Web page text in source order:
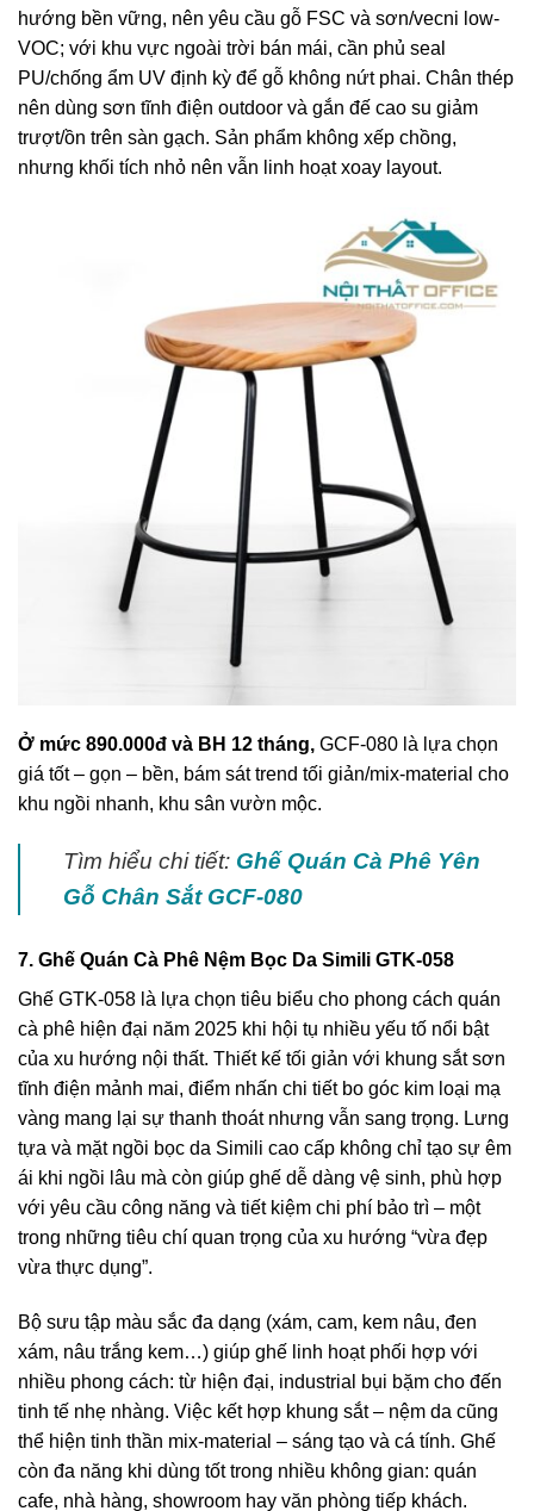
hướng bền vững, nên yêu cầu gỗ FSC và sơn/vecni low-
VOC; với khu vực ngoài trời bán mái, cần phủ seal
PU/chống ẩm UV định kỳ để gỗ không nứt phai. Chân thép
nên dùng sơn tĩnh điện outdoor và gắn đế cao su giảm
trượt/ồn trên sàn gạch. Sản phẩm không xếp chồng,
nhưng khối tích nhỏ nên vẫn linh hoạt xoay layout.
Ở mức 890.000đ và BH 12 tháng, GCF-080 là lựa chọn
giá tốt – gọn – bền, bám sát trend tối giản/mix-material cho
khu ngồi nhanh, khu sân vườn mộc.
Tìm hiểu chi tiết: Ghế Quán Cà Phê Yên
Gỗ Chân Sắt GCF-080
7. Ghế Quán Cà Phê Nệm Bọc Da Simili GTK-058
Ghế GTK-058 là lựa chọn tiêu biểu cho phong cách quán
cà phê hiện đại năm 2025 khi hội tụ nhiều yếu tố nổi bật
của xu hướng nội thất. Thiết kế tối giản với khung sắt sơn
tĩnh điện mảnh mai, điểm nhấn chi tiết bo góc kim loại mạ
vàng mang lại sự thanh thoát nhưng vẫn sang trọng. Lưng
tựa và mặt ngồi bọc da Simili cao cấp không chỉ tạo sự êm
ái khi ngồi lâu mà còn giúp ghế dễ dàng vệ sinh, phù hợp
với yêu cầu công năng và tiết kiệm chi phí bảo trì – một
trong những tiêu chí quan trọng của xu hướng “vừa đẹp
vừa thực dụng”.
Bộ sưu tập màu sắc đa dạng (xám, cam, kem nâu, đen
xám, nâu trắng kem…) giúp ghế linh hoạt phối hợp với
nhiều phong cách: từ hiện đại, industrial bụi bặm cho đến
tinh tế nhẹ nhàng. Việc kết hợp khung sắt – nệm da cũng
thể hiện tinh thần mix-material – sáng tạo và cá tính. Ghế
còn đa năng khi dùng tốt trong nhiều không gian: quán
cafe, nhà hàng, showroom hay văn phòng tiếp khách.